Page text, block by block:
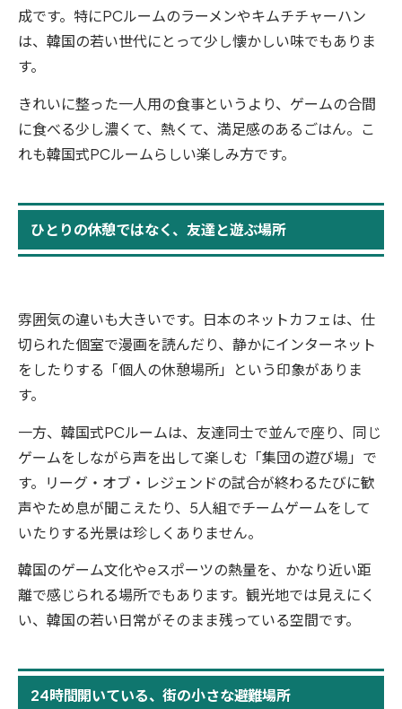
成です。特にPCルームのラーメンやキムチチャーハン
は、韓国の若い世代にとって少し懐かしい味でもありま
す。
きれいに整った一人用の食事というより、ゲームの合間
に食べる少し濃くて、熱くて、満足感のあるごはん。こ
れも韓国式PCルームらしい楽しみ方です。
ひとりの休憩ではなく、友達と遊ぶ場所
雰囲気の違いも大きいです。日本のネットカフェは、仕
切られた個室で漫画を読んだり、静かにインターネット
をしたりする「個人の休憩場所」という印象がありま
す。
一方、韓国式PCルームは、友達同士で並んで座り、同じ
ゲームをしながら声を出して楽しむ「集団の遊び場」で
す。リーグ・オブ・レジェンドの試合が終わるたびに歓
声やため息が聞こえたり、5人組でチームゲームをして
いたりする光景は珍しくありません。
韓国のゲーム文化やeスポーツの熱量を、かなり近い距
離で感じられる場所でもあります。観光地では見えにく
い、韓国の若い日常がそのまま残っている空間です。
24時間開いている、街の小さな避難場所